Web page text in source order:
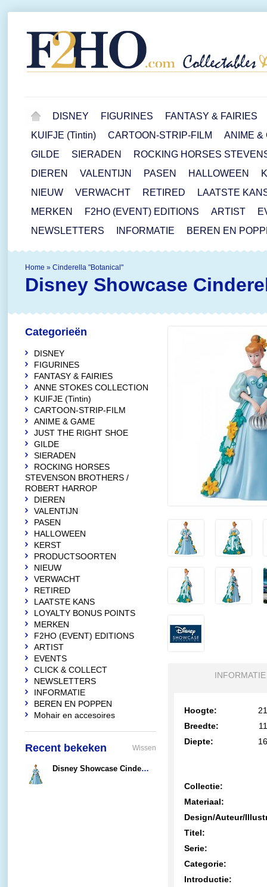
DISNEY FIGURINES
FANTASY & FAIRIES
KUIFJE (Tintin)
CARTOON-STRIP-FILM
ANIME &
GILDE
SIERADEN
ROCKING HORSES
DIEREN
VALENTIJN PASEN HALLOWEEN
NIEUW
VERWACHT RETIRED
LAATSTE
MERKEN
F2HO (EVENT) EDITIONS ARTIST
NEWSLETTERS
INFORMATIE BEREN EN
Home » Cinderella "Botanical"
Disney Showcase
INFORMATIE
Hoogte:
Breedte:
Diepte:
Collectie:
Materiaal:
Design/Auteur/
Titel:
Serie:
Categorie:
Introductie:
Categorieën
DISNEY
FIGURINES
FANTASY & FAIRIES
ANNE STOKES COLLECTION
KUIFJE (Tintin)
CARTOON-STRIP-FILM
ANIME & GAME
JUST THE RIGHT SHOE
GILDE
SIERADEN
ROCKING HORSES
STEVENSON BROTHERS /
ROBERT HARROP
DIEREN
VALENTIJN
PASEN
HALLOWEEN
KERST
PRODUCTSOORTEN
NIEUW
VERWACHT
RETIRED
LAATSTE KANS
LOYALTY BONUS POINTS
MERKEN
F2HO (EVENT) EDITIONS
ARTIST
EVENTS
CLICK & COLLECT
NEWSLETTERS
INFORMATIE
BEREN EN POPPEN
Mohair en accesoires
Recent bekeken Wissen
Disney Showcase Cinderella "Botanical"